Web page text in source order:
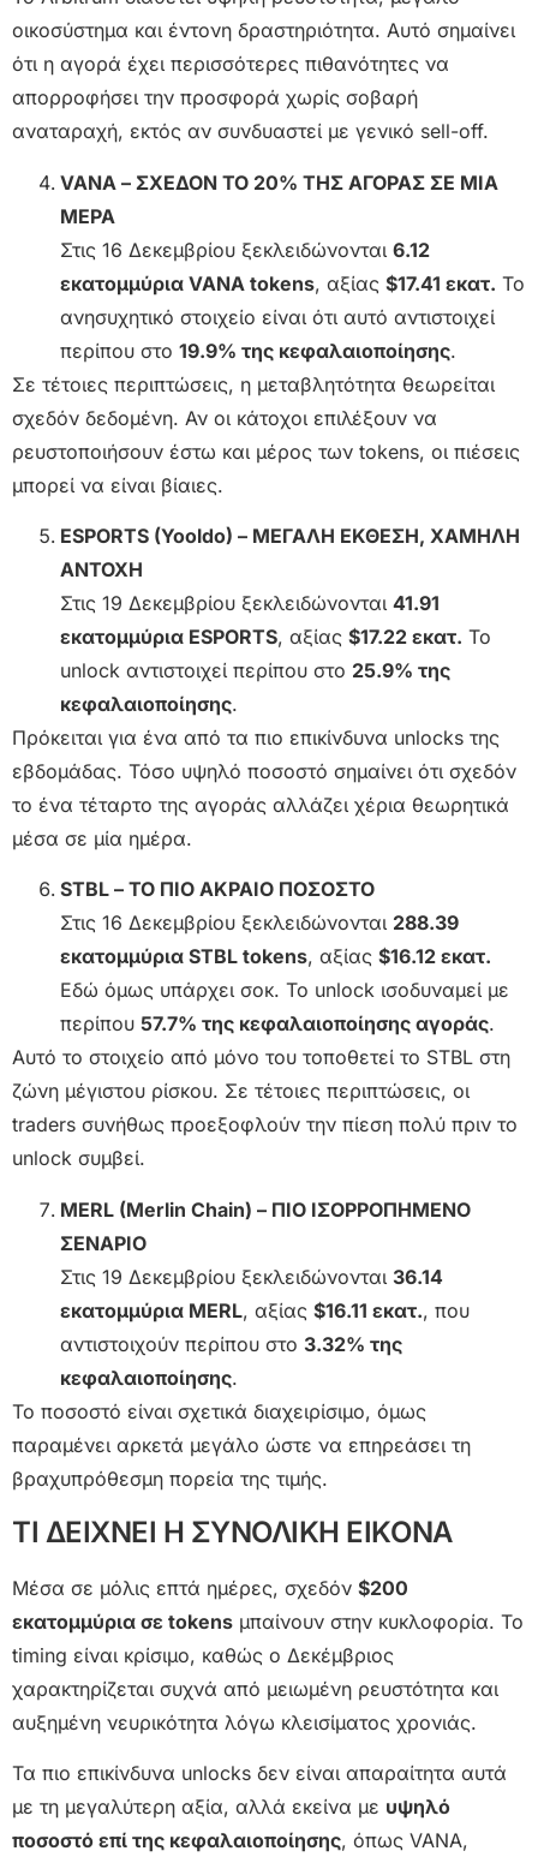
οικοσύστημα και έντονη δραστηριότητα. Αυτό σημαίνει
ότι η αγορά έχει περισσότερες πιθανότητες να
απορροφήσει την προσφορά χωρίς σοβαρή
αναταραχή, εκτός αν συνδυαστεί με γενικό sell-off.
VANA – ΣΧΕΔΟΝ ΤΟ 20% ΤΗΣ ΑΓΟΡΑΣ ΣΕ ΜΙΑ
ΜΕΡΑ
Στις 16 Δεκεμβρίου ξεκλειδώνονται 6.12
εκατομμύρια VANA tokens, αξίας $17.41 εκατ. Το
ανησυχητικό στοιχείο είναι ότι αυτό αντιστοιχεί
περίπου στο 19.9% της κεφαλαιοποίησης.
Σε τέτοιες περιπτώσεις, η μεταβλητότητα θεωρείται
σχεδόν δεδομένη. Αν οι κάτοχοι επιλέξουν να
ρευστοποιήσουν έστω και μέρος των tokens, οι πιέσεις
μπορεί να είναι βίαιες.
ESPORTS (Yooldo) – ΜΕΓΑΛΗ ΕΚΘΕΣΗ, ΧΑΜΗΛΗ
ΑΝΤΟΧΗ
Στις 19 Δεκεμβρίου ξεκλειδώνονται 41.91
εκατομμύρια ESPORTS, αξίας $17.22 εκατ. Το
unlock αντιστοιχεί περίπου στο 25.9% της
κεφαλαιοποίησης.
Πρόκειται για ένα από τα πιο επικίνδυνα unlocks της
εβδομάδας. Τόσο υψηλό ποσοστό σημαίνει ότι σχεδόν
το ένα τέταρτο της αγοράς αλλάζει χέρια θεωρητικά
μέσα σε μία ημέρα.
STBL – ΤΟ ΠΙΟ ΑΚΡΑΙΟ ΠΟΣΟΣΤΟ
Στις 16 Δεκεμβρίου ξεκλειδώνονται 288.39
εκατομμύρια STBL tokens, αξίας $16.12 εκατ.
Εδώ όμως υπάρχει σοκ. Το unlock ισοδυναμεί με
περίπου 57.7% της κεφαλαιοποίησης αγοράς.
Αυτό το στοιχείο από μόνο του τοποθετεί το STBL στη
ζώνη μέγιστου ρίσκου. Σε τέτοιες περιπτώσεις, οι
traders συνήθως προεξοφλούν την πίεση πολύ πριν το
unlock συμβεί.
MERL (Merlin Chain) – ΠΙΟ ΙΣΟΡΡΟΠΗΜΕΝΟ
ΣΕΝΑΡΙΟ
Στις 19 Δεκεμβρίου ξεκλειδώνονται 36.14
εκατομμύρια MERL, αξίας $16.11 εκατ., που
αντιστοιχούν περίπου στο 3.32% της
κεφαλαιοποίησης.
Το ποσοστό είναι σχετικά διαχειρίσιμο, όμως
παραμένει αρκετά μεγάλο ώστε να επηρεάσει τη
βραχυπρόθεσμη πορεία της τιμής.
ΤΙ ΔΕΙΧΝΕΙ Η ΣΥΝΟΛΙΚΗ ΕΙΚΟΝΑ
Μέσα σε μόλις επτά ημέρες, σχεδόν $200
εκατομμύρια σε tokens μπαίνουν στην κυκλοφορία. Το
timing είναι κρίσιμο, καθώς ο Δεκέμβριος
χαρακτηρίζεται συχνά από μειωμένη ρευστότητα και
αυξημένη νευρικότητα λόγω κλεισίματος χρονιάς.
Τα πιο επικίνδυνα unlocks δεν είναι απαραίτητα αυτά
με τη μεγαλύτερη αξία, αλλά εκείνα με υψηλό
ποσοστό επί της κεφαλαιοποίησης, όπως VANA,